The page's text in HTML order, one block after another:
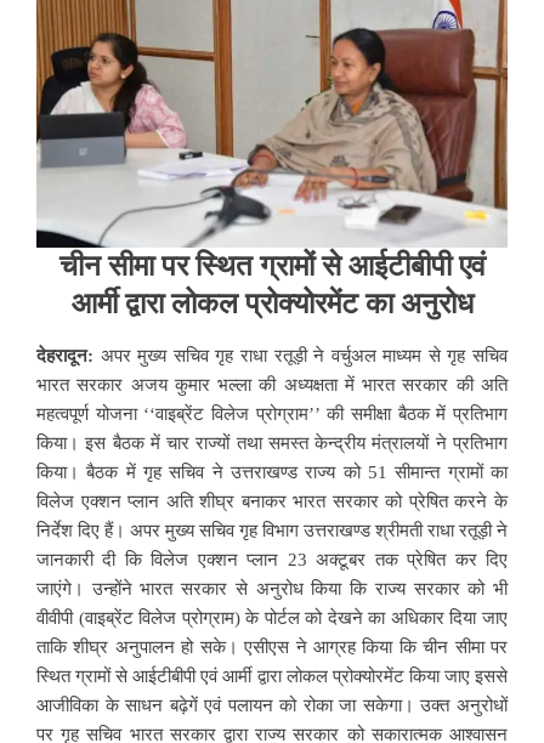
चीन सीमा पर स्थित ग्रामों से आईटीबीपी एवं
आर्मी द्वारा लोकल प्रोक्योरमेंट का अनुरोध
देहरादून: अपर मुख्य सचिव गृह राधा रतूड़ी ने वर्चुअल माध्यम से गृह सचिव
भारत सरकार अजय कुमार भल्ला की अध्यक्षता में भारत सरकार की अति
महत्वपूर्ण योजना ‘‘वाइब्रेंट विलेज प्रोग्राम’’ की समीक्षा बैठक में प्रतिभाग
किया। इस बैठक में चार राज्यों तथा समस्त केन्द्रीय मंत्रालयों ने प्रतिभाग
किया। बैठक में गृह सचिव ने उत्तराखण्ड राज्य को 51 सीमान्त ग्रामों का
विलेज एक्शन प्लान अति शीघ्र बनाकर भारत सरकार को प्रेषित करने के
निर्देश दिए हैं। अपर मुख्य सचिव गृह विभाग उत्तराखण्ड श्रीमती राधा रतूड़ी ने
जानकारी दी कि विलेज एक्शन प्लान 23 अक्टूबर तक प्रेषित कर दिए
जाएंगे। उन्होंने भारत सरकार से अनुरोध किया कि राज्य सरकार को भी
वीवीपी (वाइब्रेंट विलेज प्रोग्राम) के पोर्टल को देखने का अधिकार दिया जाए
ताकि शीघ्र अनुपालन हो सके। एसीएस ने आग्रह किया कि चीन सीमा पर
स्थित ग्रामों से आईटीबीपी एवं आर्मी द्वारा लोकल प्रोक्योरमेंट किया जाए इससे
आजीविका के साधन बढ़ेगें एवं पलायन को रोका जा सकेगा। उक्त अनुरोधों
पर गृह सचिव भारत सरकार द्वारा राज्य सरकार को सकारात्मक आश्वासन